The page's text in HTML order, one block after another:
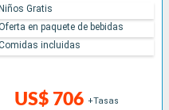
US$ 706 +Tasas
Niños Gratis
en paquete de bebidas
incluidas